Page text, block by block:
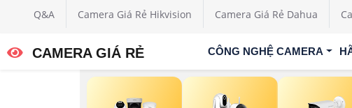
Q&A Camera Giá Rẻ Hikvision Camera Giá Rẻ Dahua
CAMERA GIÁ RẺ CÔNG NGHỆ CAMERA